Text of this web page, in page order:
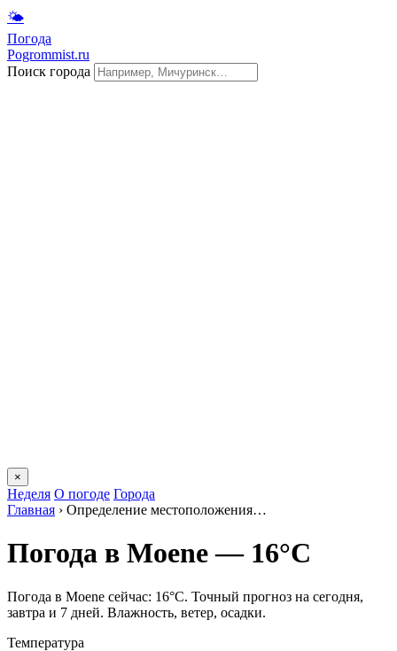
🌤
Погода
Pogrommist.ru
Поиск города
×
Неделя О погоде Города
Главная › Определение местоположения…
Погода в Moenе — 16°C
Погода в Moenе сейчас: 16°C. Точный прогноз на сегодня,
завтра и 7 дней. Влажность, ветер, осадки.
Температура